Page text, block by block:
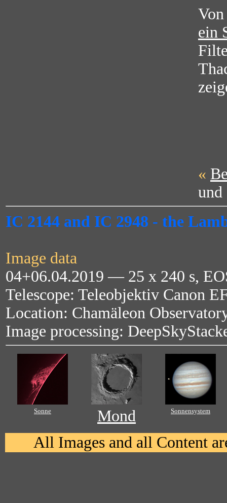
ein
«
und
IC 2144 and IC 2948 - the
Image data
04+06.04.2019 — 25 x 240 s,
Telescope: Teleobjektiv Canon
Location: Chamäleon
Image processing:
Sonne Mond Sonnensystem
All Images and all Content